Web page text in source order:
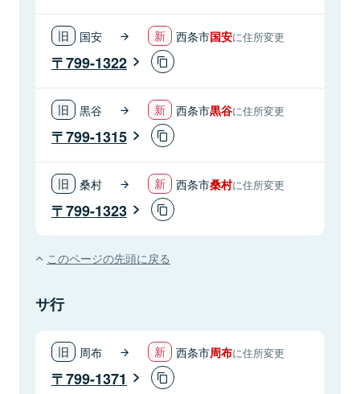
国安 西条市国安に住所変更
799-1322
黒谷 西条市黒谷に住所変更
799-1315
桑村 西条市桑村に住所変更
799-1323
このページの先頭に戻る
サ行
周布 西条市周布に住所変更
799-1371